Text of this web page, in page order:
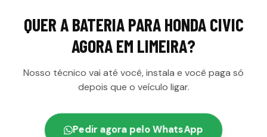
QUER ABATERIA PARA HONDA CIVIC
AGORA EM LIMEIRA?
Nosso técnico vai até você, instala e você paga só
depois que o veículo ligar.
Pedir agora pelo WhatsApp